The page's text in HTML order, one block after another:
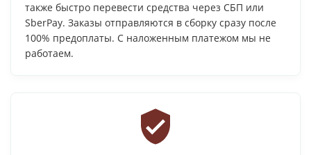
также быстро перевести средства через СБП или
SberPay. Заказы отправляются в сборку сразу после
100% предоплаты. С наложенным платежом мы не
работаем.